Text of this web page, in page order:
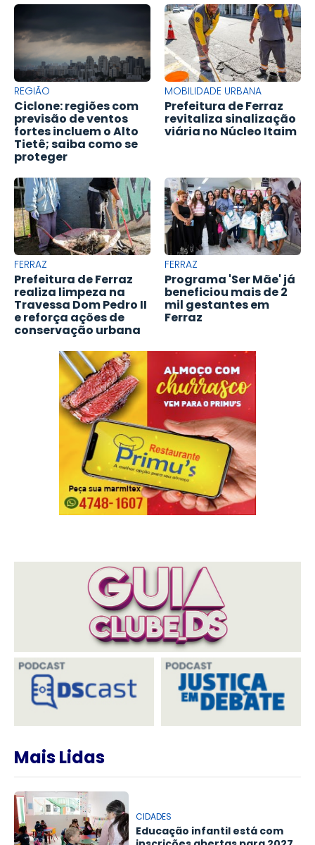
REGIÃO
Ciclone: regiões com
previsão de ventos
fortes incluem o Alto
Tietê; saiba como se
proteger
MOBILIDADE URBANA
Prefeitura de Ferraz
revitaliza sinalização
viária no Núcleo Itaim
FERRAZ
Prefeitura de Ferraz
realiza limpeza na
Travessa Dom Pedro II
e reforça ações de
conservação urbana
FERRAZ
Programa 'Ser Mãe' já
beneficiou mais de 2
mil gestantes em
Ferraz
Mais Lidas
CIDADES
Educação infantil está com